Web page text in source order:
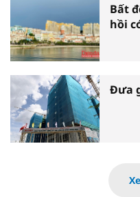
Bất
hồi
Đưa